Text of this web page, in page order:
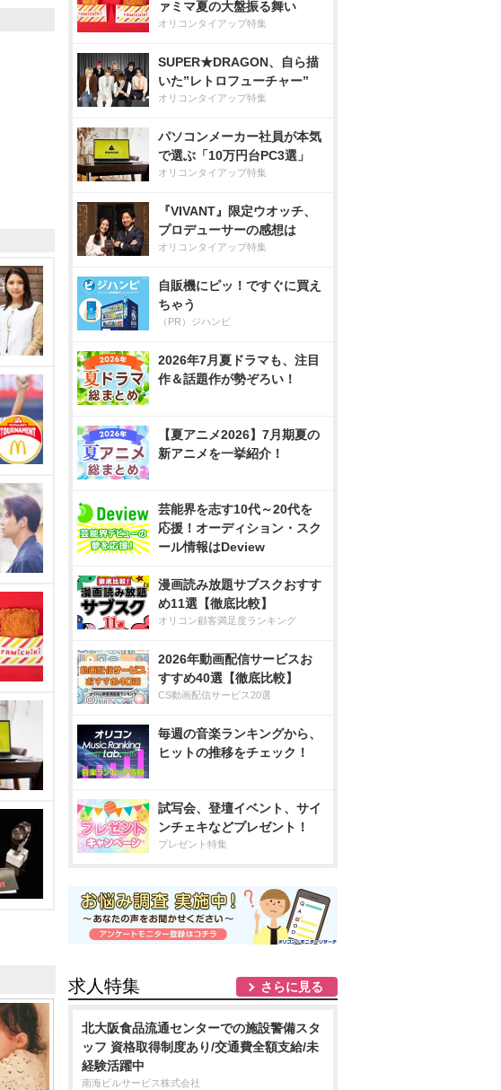
ァミマ夏の大盤振る舞い
オリコンタイアップ特集
SUPER★DRAGON、自ら描
いた”レトロフューチャー”
オリコンタイアップ特集
パソコンメーカー社員が本気
で選ぶ「10万円台PC3選」
オリコンタイアップ特集
『VIVANT』限定ウオッチ、
プロデューサーの感想は
オリコンタイアップ特集
自販機にピッ！ですぐに買え
ちゃう
（PR）ジハンピ
2026年7月夏ドラマも、注目
作＆話題作が勢ぞろい！
【夏アニメ2026】7月期夏の
新アニメを一挙紹介！
芸能界を志す10代～20代を
応援！オーディション・スク
ール情報はDeview
漫画読み放題サブスクおすす
め11選【徹底比較】
オリコン顧客満足度ランキング
2026年動画配信サービスお
すすめ40選【徹底比較】
CS動画配信サービス20選
毎週の音楽ランキングから、
ヒットの推移をチェック！
試写会、登壇イベント、サイ
ンチェキなどプレゼント！
プレゼント特集
求人特集 さらに見る
北大阪食品流通センターでの施設警備スタ
ッフ 資格取得制度あり/交通費全額支給/未
経験活躍中
南海ビルサービス株式会社